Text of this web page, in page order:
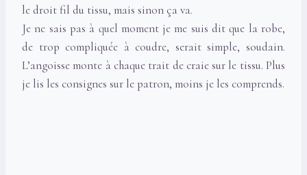
le droit fil du tissu, mais sinon ça va.
Je ne sais pas à quel moment je me suis dit que la robe,
de trop compliquée à coudre, serait simple, soudain.
L’angoisse monte à chaque trait de craie sur le tissu. Plus
je lis les consignes sur le patron, moins je les comprends.